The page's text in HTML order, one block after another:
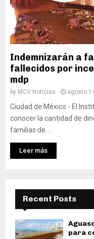
Indemnizarán a
fallecidos por
mdp
by MCV Noticias agosto
Ciudad de México.- El
conocer la cantidad de
familias de...
Leer más
Recent Posts
para